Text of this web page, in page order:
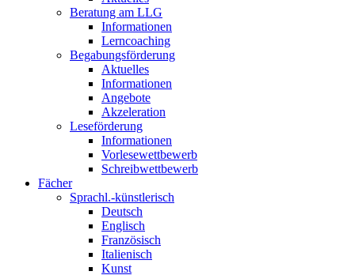
Beratung am LLG
Informationen
Lerncoaching
Begabungsförderung
Aktuelles
Informationen
Angebote
Akzeleration
Leseförderung
Informationen
Vorlesewettbewerb
Schreibwettbewerb
Fächer
Sprachl.-künstlerisch
Deutsch
Englisch
Französisch
Italienisch
Kunst